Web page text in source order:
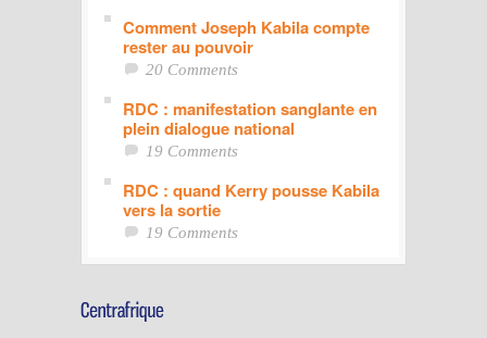
Comment Joseph Kabila compte
rester au pouvoir
20 Comments
RDC : manifestation sanglante en
plein dialogue national
19 Comments
RDC : quand Kerry pousse Kabila
vers la sortie
19 Comments